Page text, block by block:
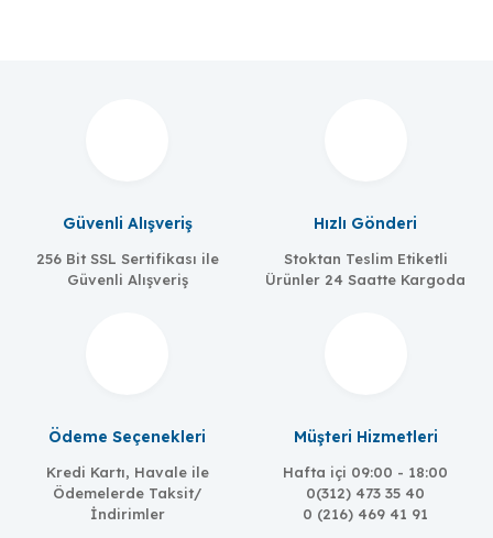
Güvenli Alışveriş
256 Bit SSL Sertifikası ile
Güvenli Alışveriş
Hızlı Gönderi
Stoktan Teslim Etiketli
Ürünler 24 Saatte Kargoda
Ödeme Seçenekleri
Kredi Kartı, Havale ile
Ödemelerde Taksit/
İndirimler
Müşteri Hizmetleri
Hafta içi 09:00 - 18:00
0(312) 473 35 40
0 (216) 469 41 91